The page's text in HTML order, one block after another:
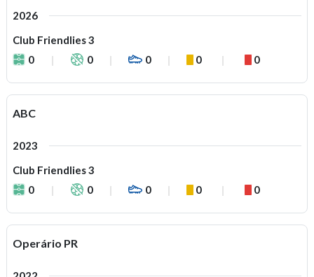
2026
Club Friendlies 3
0
0 0 0 0
ABC
2023
Club Friendlies 3
0
0 0 0 0
Operário PR